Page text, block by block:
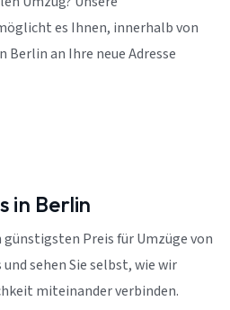
es Ihnen, innerhalb von
Berlin an Ihre neue Adresse
in Berlin
Preis für Umzüge von
sehen Sie selbst, wie wir
miteinander verbinden.